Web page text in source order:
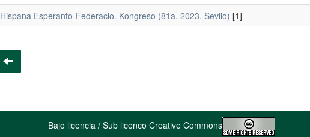
Hispana Esperanto-Federacio. Kongreso (81a. 2023. Sevilo) [1]
Bajo licencia / Sub licenco Creative Commons